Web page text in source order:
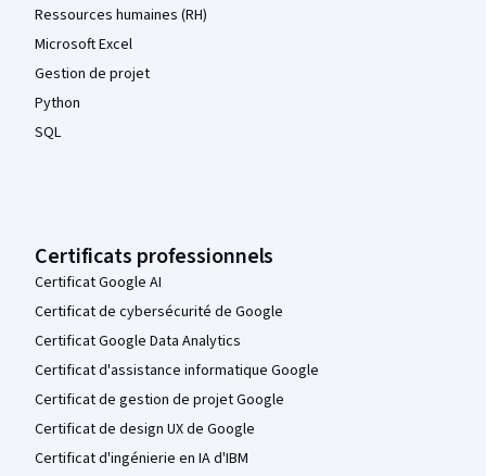
Ressources humaines (RH)
Microsoft Excel
Gestion de projet
Python
SQL
Certificats professionnels
Certificat Google AI
Certificat de cybersécurité de Google
Certificat Google Data Analytics
Certificat d'assistance informatique Google
Certificat de gestion de projet Google
Certificat de design UX de Google
Certificat d'ingénierie en IA d'IBM